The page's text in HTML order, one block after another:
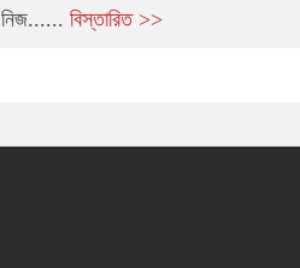
নিজ......বিস্তারিত >>